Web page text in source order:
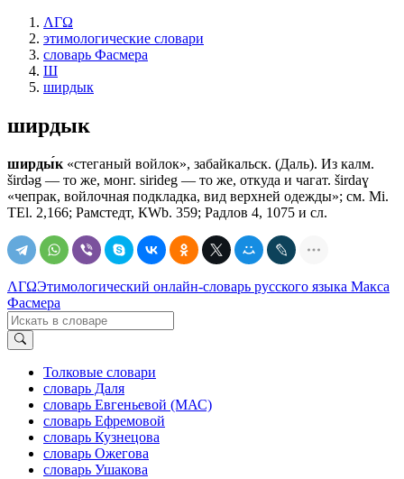
ΛΓΩ
этимологические словари
словарь Фасмера
Ш
ширдык
ширдык
ширды́к «стеганый войлок», забайкальск. (Даль). Из калм.
širdǝg — то же, монг. sirideg — то же, откуда и чагат. širdaɣ
«чепрак, войлочная подкладка, вид верхней одежды»; см. Мi.
ТЕl. 2,166; Рамстедт, КWb. 359; Радлов 4, 1075 и сл.
ΛΓΩЭтимологический онлайн-словарь русского языка Макса
Фасмера
Толковые словари
словарь Даля
словарь Евгеньевой (МАС)
словарь Ефремовой
словарь Кузнецова
словарь Ожегова
словарь Ушакова